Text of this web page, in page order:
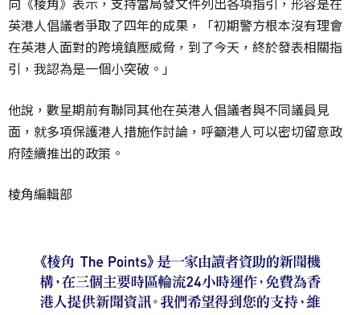
英港人倡議者爭取了四年的成果，「初期警方根本沒有理會
在英港人面對的跨境鎮壓威脅，到了今天，終於發表相關指
引，我認為是一個小突破。」
他說，數星期前有聯同其他在英港人倡議者與不同議員見
面，就多項保護港人措施作討論，呼籲港人可以密切留意政
府陸續推出的政策。
棱角編輯部